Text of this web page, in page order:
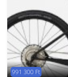
991 300 Ft